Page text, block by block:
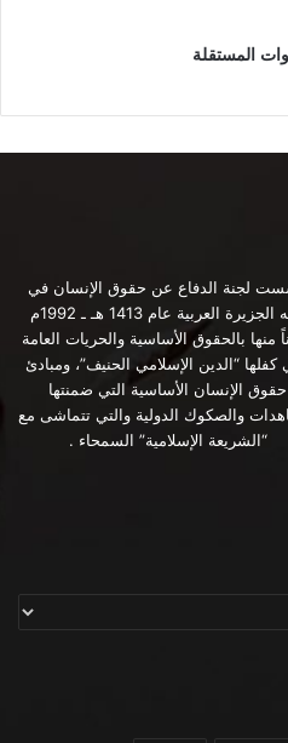
المستقلة
لجنة الدفاع عن حقوق الإنسان في
شبه الجزيرة العربية عام 1413 هـ ـ 1992م
منها بالحقوق الأساسية والحريات العامة
كفلها “الدين الإسلامي الحنيف”، ومبادئ
حقوق الإنسان الأساسية التي ضمنتها
والصكوك الدولية والتي تتماشى مع
“الشريعة الإسلامية” السمحاء .